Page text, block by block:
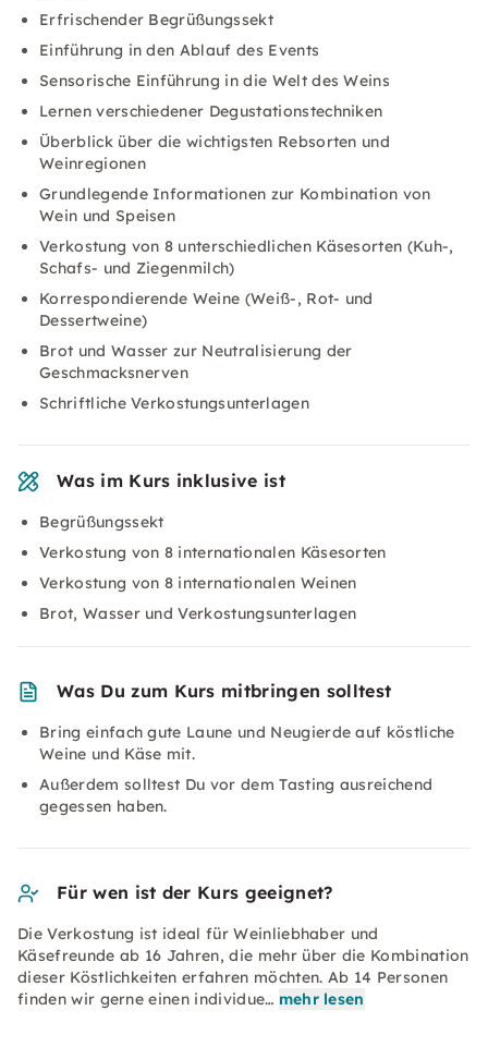
Erfrischender Begrüßungssekt
Einführung in den Ablauf des Events
Sensorische Einführung in die Welt des Weins
Lernen verschiedener Degustationstechniken
Überblick über die wichtigsten Rebsorten und
Weinregionen
Grundlegende Informationen zur Kombination von
Wein und Speisen
Verkostung von 8 unterschiedlichen Käsesorten (Kuh-,
Schafs- und Ziegenmilch)
Korrespondierende Weine (Weiß-, Rot- und
Dessertweine)
Brot und Wasser zur Neutralisierung der
Geschmacksnerven
Schriftliche Verkostungsunterlagen
Was im Kurs inklusive ist
Begrüßungssekt
Verkostung von 8 internationalen Käsesorten
Verkostung von 8 internationalen Weinen
Brot, Wasser und Verkostungsunterlagen
Was Du zum Kurs mitbringen solltest
Bring einfach gute Laune und Neugierde auf köstliche
Weine und Käse mit.
Außerdem solltest Du vor dem Tasting ausreichend
gegessen haben.
Für wen ist der Kurs geeignet?
Die Verkostung ist ideal für Weinliebhaber und
Käsefreunde ab 16 Jahren, die mehr über die Kombination
dieser Köstlichkeiten erfahren möchten. Ab 14 Personen
finden wir gerne einen individue… mehr lesen